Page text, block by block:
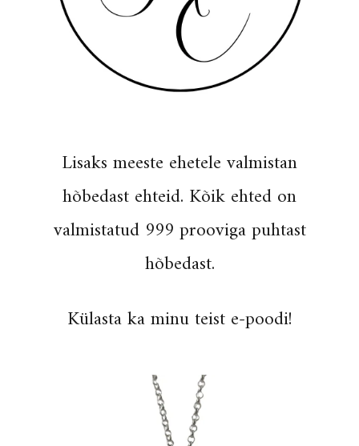
Lisaks meeste ehetele valmistan
hõbedastehteid. Kõik ehted on
valmistatud 999 prooviga puhtast
hõbedast.
Külasta ka minu teist e-poodi!